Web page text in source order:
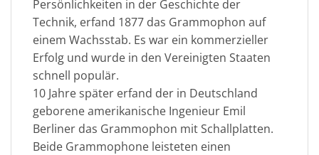
Persönlichkeiten in der Geschichte der
Technik, erfand 1877 das Grammophon auf
einem Wachsstab. Es war ein kommerzieller
Erfolg und wurde in den Vereinigten Staaten
schnell populär.
10 Jahre später erfand der in Deutschland
geborene amerikanische Ingenieur Emil
Berliner das Grammophon mit Schallplatten.
Beide Grammophone leisteten einen